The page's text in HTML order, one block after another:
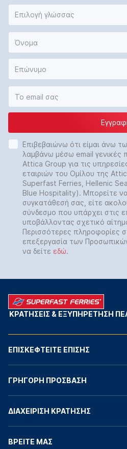
Επιλογή γλώσσας
Επιβεβαιώνω ότι είμαι άνω
λαμβάνω μέσω email γενικές
Attica Group για τις
εταιριών του Ομίλου της
Superfast Ferries, Hellenic
Blue Hospitality). Μπορείτε
συγκατάθεσή σας, είτε
σύνδεσμο που υπάρχει στις
υποβάλλοντας σχετικό
Περισσότερες πληροφορίες
επεξεργασία των
να δείτε εδώ.
ΚΡΑΤΗΣΕΙΣ & ΕΞΥΠΗΡΕΤΗΣΗ
ΕΠΙΣΚΕΦΤΕΙΤΕ ΕΠΙΣΗΣ
ΓΡΗΓΟΡΗ ΠΡΟΣΒΑΣΗ
ΔΙΑΧΕΙΡΙΣΗ ΚΡΑΤΗΣΗΣ
ΒΡΕΙΤΕ ΜΑΣ